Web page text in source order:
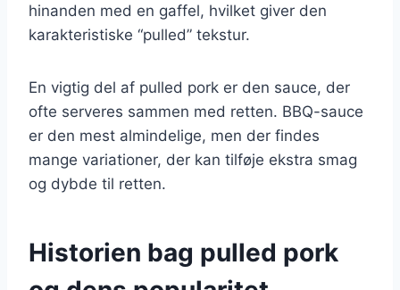
hinanden med en gaffel, hvilket giver den
karakteristiske “pulled” tekstur.
En vigtig del af pulled pork er den sauce, der
ofte serveres sammen med retten. BBQ-sauce
er den mest almindelige, men der findes
mange variationer, der kan tilføje ekstra smag
og dybde til retten.
Historien bag pulled pork